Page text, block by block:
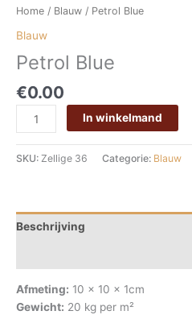
Home / Blauw / Petrol Blue
Blauw
Petrol Blue
€0.00
In winkelmand
SKU: Zellige 36 Categorie: Blauw
Beschrijving
Afmeting: 10 x 10 x 1cm
Gewicht: 20 kg per m²